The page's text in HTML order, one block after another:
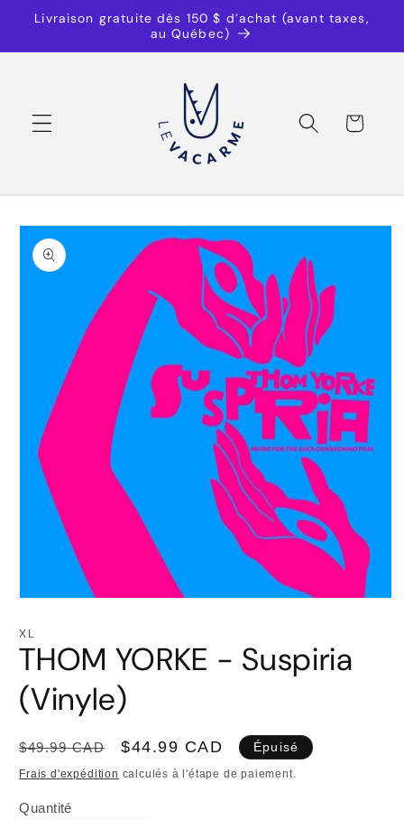
passer
Livraison gratuite dès 150 $ d’achat (avant taxes,
au Québec)
Panier
Passer aux
informations
produits
média
dans
une
fenêtre
modale
XL
THOM YORKE - Suspiria
(Vinyle)
Prix
habituel
$49.99 CAD
Prix
promotionnel
$44.99 CAD Épuisé
Frais d'expédition calculés à l'étape de paiement.
Quantité
Quantité